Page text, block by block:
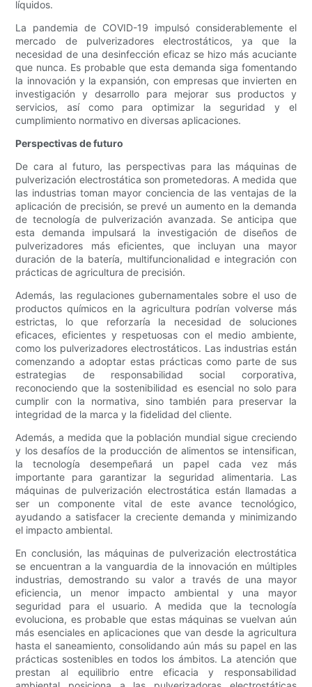
líquidos.
La pandemia de COVID-19 impulsó considerablemente el
mercado de pulverizadores electrostáticos, ya que la
necesidad de una desinfección eficaz se hizo más acuciante
que nunca. Es probable que esta demanda siga fomentando
la innovación y la expansión, con empresas que invierten en
investigación y desarrollo para mejorar sus productos y
servicios, así como para optimizar la seguridad y el
cumplimiento normativo en diversas aplicaciones.
Perspectivas de futuro
De cara al futuro, las perspectivas para las máquinas de
pulverización electrostática son prometedoras. A medida que
las industrias toman mayor conciencia de las ventajas de la
aplicación de precisión, se prevé un aumento en la demanda
de tecnología de pulverización avanzada. Se anticipa que
esta demanda impulsará la investigación de diseños de
pulverizadores más eficientes, que incluyan una mayor
duración de la batería, multifuncionalidad e integración con
prácticas de agricultura de precisión.
Además, las regulaciones gubernamentales sobre el uso de
productos químicos en la agricultura podrían volverse más
estrictas, lo que reforzaría la necesidad de soluciones
eficaces, eficientes y respetuosas con el medio ambiente,
como los pulverizadores electrostáticos. Las industrias están
comenzando a adoptar estas prácticas como parte de sus
estrategias de responsabilidad social corporativa,
reconociendo que la sostenibilidad es esencial no solo para
cumplir con la normativa, sino también para preservar la
integridad de la marca y la fidelidad del cliente.
Además, a medida que la población mundial sigue creciendo
y los desafíos de la producción de alimentos se intensifican,
la tecnología desempeñará un papel cada vez más
importante para garantizar la seguridad alimentaria. Las
máquinas de pulverización electrostática están llamadas a
ser un componente vital de este avance tecnológico,
ayudando a satisfacer la creciente demanda y minimizando
el impacto ambiental.
En conclusión, las máquinas de pulverización electrostática
se encuentran a la vanguardia de la innovación en múltiples
industrias, demostrando su valor a través de una mayor
eficiencia, un menor impacto ambiental y una mayor
seguridad para el usuario. A medida que la tecnología
evoluciona, es probable que estas máquinas se vuelvan aún
más esenciales en aplicaciones que van desde la agricultura
hasta el saneamiento, consolidando aún más su papel en las
prácticas sostenibles en todos los ámbitos. La atención que
prestan al equilibrio entre eficacia y responsabilidad